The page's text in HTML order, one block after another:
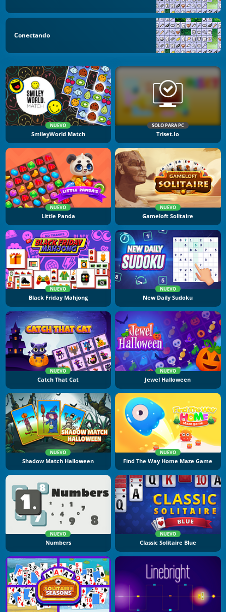
Conectando
NUEVO
SmileyWorld Match
SOLO PARA PC
Triset.io
NUEVO
Little Panda
NUEVO
Gameloft Solitaire
NUEVO
Black Friday Mahjong
NUEVO
New Daily Sudoku
NUEVO
Catch That Cat
NUEVO
Jewel Halloween
NUEVO
Shadow Match Halloween
NUEVO
Find The Way Home Maze Game
NUEVO
Numbers
NUEVO
Classic Solitaire Blue